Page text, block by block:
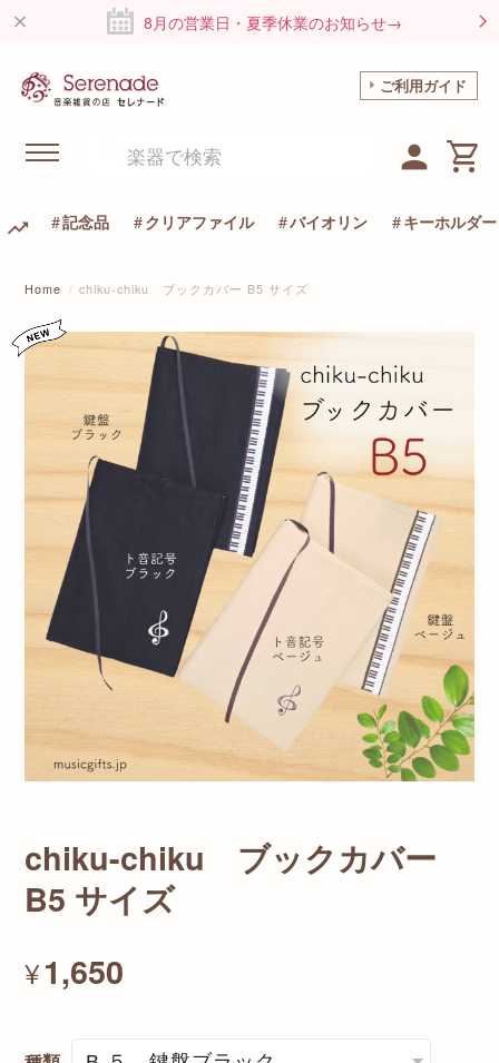
8月の営業日・夏季休業のお知らせ→
ご利用ガイド
記念品 クリアファイル バイオリン キーホルダー
Home chiku-chiku ブックカバー B5 サイズ
chiku-chiku ブックカバー
B5 サイズ
¥1,650